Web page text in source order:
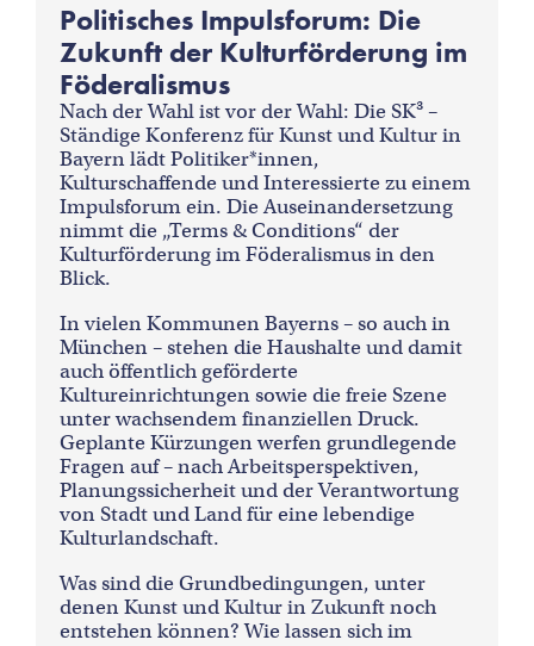
Politisches Impulsforum: Die
Zukunft der Kulturförderung im
Föderalismus
Nach der Wahl ist vor der Wahl: Die SK³ –
Ständige Konferenz für Kunst und Kultur in
Bayern lädt Politiker*innen,
Kulturschaffende und Interessierte zu einem
Impulsforum ein. Die Auseinandersetzung
nimmt die „Terms & Conditions“ der
Kulturförderung im Föderalismus in den
Blick.
In vielen Kommunen Bayerns – so auch in
München – stehen die Haushalte und damit
auch öffentlich geförderte
Kultureinrichtungen sowie die freie Szene
unter wachsendem finanziellen Druck.
Geplante Kürzungen werfen grundlegende
Fragen auf – nach Arbeitsperspektiven,
Planungssicherheit und der Verantwortung
von Stadt und Land für eine lebendige
Kulturlandschaft.
Was sind die Grundbedingungen, unter
denen Kunst und Kultur in Zukunft noch
entstehen können? Wie lassen sich im